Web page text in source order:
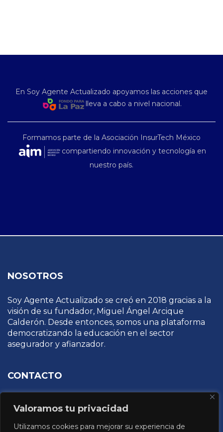
Valoramos tu privacidad
Utilizamos cookies para mejorar su experiencia de
En Soy Agente Actualizado apoyamos las acciones que
lleva a cabo a nivel nacional.
Formamos parte de la Asociación InsurTech México
compartiendo innovación y tecnología en
nuestro país.
NOSOTROS
Soy Agente Actualizado se creó en 2018 gracias a la
visión de su fundador, Miguel Ángel Arcique
Calderón. Desde entonces, somos una plataforma
democratizando la educación en el sector
asegurador y afianzador.
CONTACTO
informacion@capacitacionespecializada.com